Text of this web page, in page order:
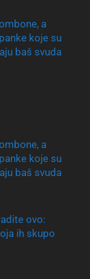
a
koje su
baš svuda
a
koje su
baš svuda
ovo:
ih skupo